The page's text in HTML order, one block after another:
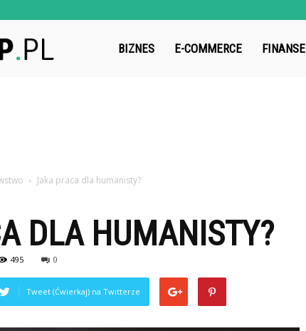
BIZNES E-COMMERCE FINANSE
Jaka praca dla humanisty?
DLA HUMANISTY?
495 0
Tweet (Ćwierkaj) na Twitterze